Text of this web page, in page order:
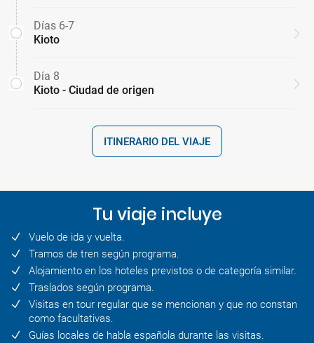
Días 6-7
Kioto
Día 8
Kioto - Ciudad de origen
ITINERARIO DEL VIAJE
Tu viaje incluye
Vuelo de ida y vuelta.
Tramos de tren según programa.
Alojamiento en los hoteles previstos o de categoría similar.
Traslados según programa.
Visitas en tour regular que se mencionan y que no constan
como facultativas.
Guías locales de habla española durante las visitas.